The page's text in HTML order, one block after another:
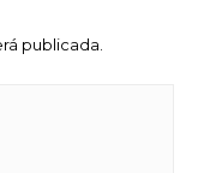
publicada.